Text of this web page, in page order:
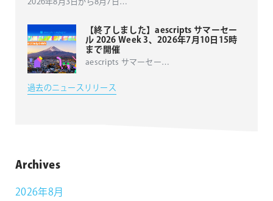
…
【終了しました】aescripts サマーセー
ル 2026 Week 3、2026年7月10日15時
まで開催
aescripts サマーセー…
過去のニュースリリース
Archives
2026年8月